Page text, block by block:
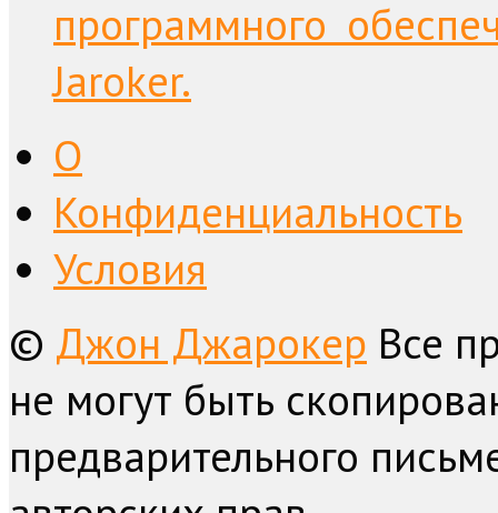
программного
Jaroker.
О
Конфиденциальность
Условия
© Джон Джарокер Все
не могут быть
предварительного